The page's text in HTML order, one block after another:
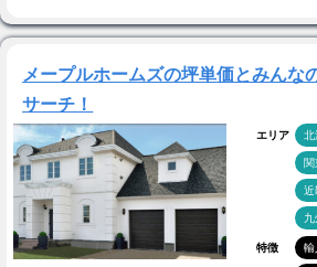
メープルホームズの坪単価とみんな
サーチ！
エリア 北
関
近
九
特徴 輸